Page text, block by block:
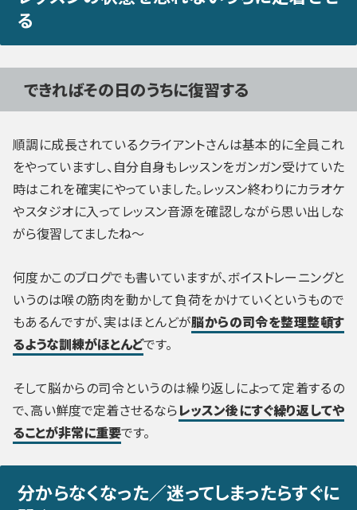
る
できればその日のうちに復習する
順調に成長されているクライアントさんは基本的に全員これ
をやっていますし、自分自身もレッスンをガンガン受けていた
時はこれを確実にやっていました。レッスン終わりにカラオケ
やスタジオに入ってレッスン音源を確認しながら思い出しな
がら復習してましたね～
何度かこのブログでも書いていますが、ボイストレーニングと
いうのは喉の筋肉を動かして負荷をかけていくというもので
もあるんですが、実はほとんどが脳からの司令を整理整頓す
るような訓練がほとんどです。
そして脳からの司令というのは繰り返しによって定着するの
で、高い鮮度で定着させるならレッスン後にすぐ繰り返してや
ることが非常に重要です。
分からなくなった／迷ってしまったらすぐに